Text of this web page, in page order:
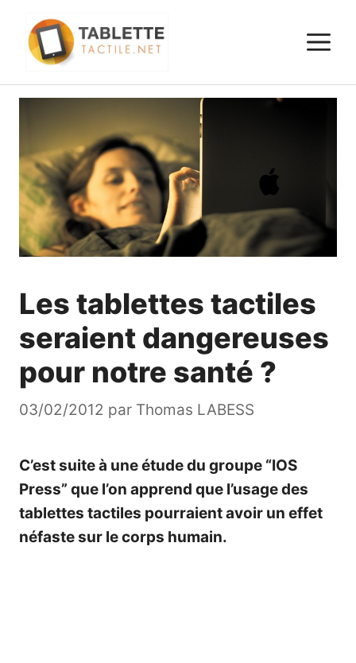
contenu
Les tablettes tactiles
seraient dangereuses
pour notre santé ?
03/02/2012 par Thomas LABESS
C’est suite à une étude du groupe “IOS
Press” que l’on apprend que l’usage des
tablettes tactiles pourraient avoir un effet
néfaste sur le corps humain.